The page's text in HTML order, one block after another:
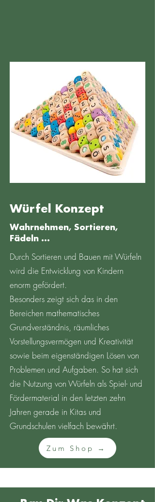
Würfel Konzept
Wahrnehmen, Sortieren,
Fädeln …
Durch Sortieren und Bauen mit Würfeln
wird die Entwicklung von Kindern
enorm gefördert.
Besonders zeigt sich das in den
Bereichen mathematisches
Grundverständnis, räumliches
Vorstellungsvermögen und Kreativität
sowie beim eigenständigen Lösen von
Problemen und Aufgaben. So hat sich
die Nutzung von Würfeln als Spiel- und
Fördermaterial in den letzten zehn
Jahren gerade in Kitas und
Grundschulen vielfach bewährt.
Zum Shop →